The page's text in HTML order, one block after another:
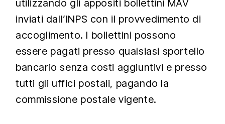
utilizzando gli appositi bollettini MAV
inviati dall’INPS con il provvedimento di
accoglimento. I bollettini possono
essere pagati presso qualsiasi sportello
bancario senza costi aggiuntivi e presso
tutti gli uffici postali, pagando la
commissione postale vigente.